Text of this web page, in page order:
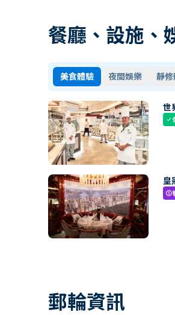
餐廳、設施、
美食體驗 夜間娛樂 靜
世
check
皇
paid
郵輪資訊